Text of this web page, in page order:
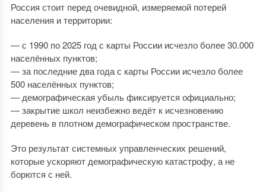
Россия стоит перед очевидной, измеряемой потерей
населения и территории:
— с 1990 по 2025 год с карты России исчезло более 30.000
населённых пунктов;
— за последние два года с карты России исчезло более
500 населённых пунктов;
— демографическая убыль фиксируется официально;
— закрытие школ неизбежно ведёт к исчезновению
деревень в плотном демографическом пространстве.
Это результат системных управленческих решений,
которые ускоряют демографическую катастрофу, а не
борются с ней.